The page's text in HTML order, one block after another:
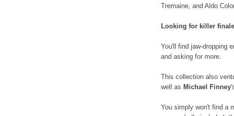
Tremaine, and Aldo
Looking for killer
You'll find jaw-dropping
and asking for more.
This collection also
well as Michael Finney
You simply won't find a